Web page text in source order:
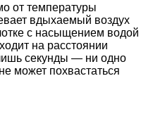
от температуры
вдыхаемый воздух
с насыщением водой
на расстоянии
секунды — ни одно
может похвастаться